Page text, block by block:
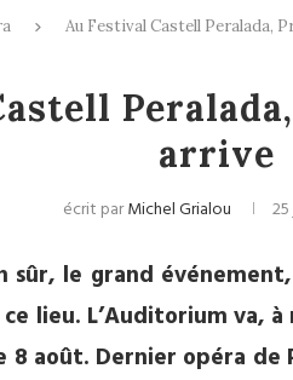
Au Festival Castell Peralada,
arrive
écrit parMichel Grialou
sûr, le grand
lieu. L’Auditorium va,
8 août. Dernier opéra de